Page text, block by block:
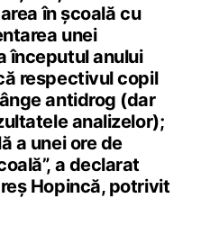
în şcoală cu
unei
începutul anului
respectivul copil
antidrog (dar
analizelor);
a unei ore de
a declarat
Hopincă, potrivit